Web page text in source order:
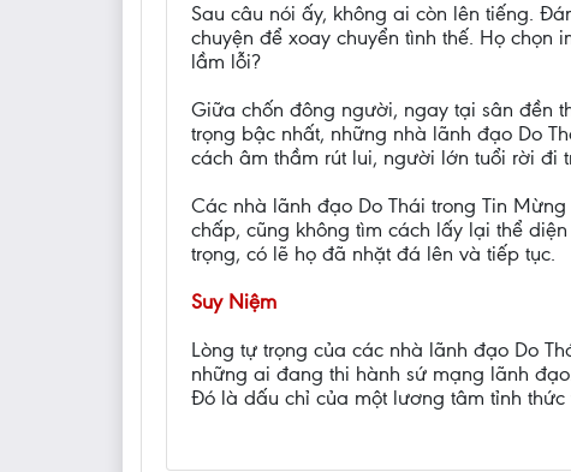
Sau câu nói ấy, không ai còn lên tiếng.
chuyện để xoay chuyển tình thế. Họ
lầm lỗi?
Giữa chốn đông người, ngay tại sân đền
trọng bậc nhất, những nhà lãnh đạo Do
cách âm thầm rút lui, người lớn tuổi rời đi
Các nhà lãnh đạo Do Thái trong Tin
chấp, cũng không tìm cách lấy lại thể
trọng, có lẽ họ đã nhặt đá lên và tiếp tục.
Suy Niệm
Lòng tự trọng của các nhà lãnh đạo Do
những ai đang thi hành sứ mạng lãnh
Đó là dấu chỉ của một lương tâm tỉnh